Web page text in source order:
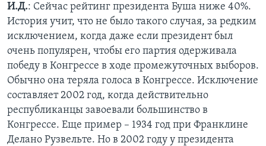
И.Д.: Сейчас рейтинг президента Буша ниже 40%.
История учит, что не было такого случая, за редким
исключением, когда даже если президент был
очень популярен, чтобы его партия одерживала
победу в Конгрессе в ходе промежуточных выборов.
Обычно она теряла голоса в Конгрессе. Исключение
составляет 2002 год, когда действительно
республиканцы завоевали большинство в
Конгрессе. Еще пример – 1934 год при Франклине
Делано Рузвельте. Но в 2002 году у президента